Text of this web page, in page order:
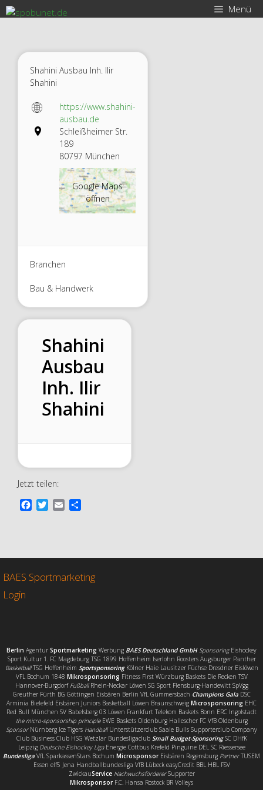
Zum
Inhalt
Menü
Shahini Ausbau Inh. Ilir
Shahini
https://www.shahini-
ausbau.de
Schleißheimer Str.
189
80797 München
Google Maps
öffnen
Branchen
Bau & Handwerk
Shahini
Ausbau
Inh. Ilir
Shahini
Jetzt teilen:
o
k
r
BAES Sportmarketing
Login
Berlin Agentur Sportmarketing Werbung BAES Deutschland GmbH SponsoringEishockey
Sport Kultur 1. FC Magdeburg TSG 1899 Hoffenheim Iserlohn Roosters Augsburger Panther
BasketballTSG Hoffenheim SportsponsoringKölner Haie Lausitzer Füchse Dresdner Eislöwen
VFL Bochum 1848 Mikrosponsoring Fitness First Würzburg Baskets Die Recken TSV
Hannover-Burgdorf FußballRhein-Neckar Löwen SG Sport Flensburg-Handewitt SpVgg
Greuther Fürth BG Göttingen Eisbären Berlin VfL Gummersbach Champions GalaDSC
Arminia Bielefeld Eisbären Juniors Basketball Löwen Braunschweig Microsponsoring EHC
Red Bull München SV Babelsberg 03 Löwen Frankfurt Telekom Baskets Bonn ERC Ingolstadt
the micro-sponsorship principleEWE Baskets Oldenburg Hallescher FC VfB Oldenburg
SponsorNürnberg Ice Tigers HandballUnterstützerclub Saale Bulls Supporterclub Company
Club Business Club HSG Wetzlar Bundesligaclub Small Budget-SponsoringSC DHfK
Leipzig Deutsche Eishockey LigaEnergie Cottbus Krefeld Pinguine DEL SC Riessersee
Bundesliga VfL SparkassenStars Bochum MicrosponsorEisbären Regensburg PartnerTUSEM
Essen elf5 Jena Handballbundesliga VfB Lübeck easyCredit BBL HBL FSV
ZwickauService NachwuchsfördererSupporter
MikrosponsorF.C. Hansa Rostock BR Volleys